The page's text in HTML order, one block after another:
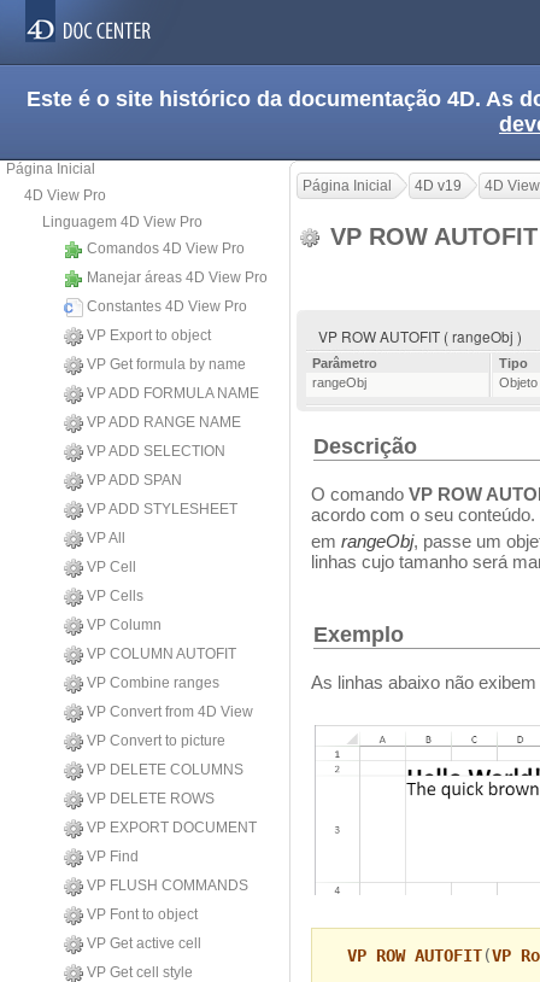
Este é o site histórico da documentação 4D. As
Página Inicial
4D View Pro
Linguagem 4D View Pro
Comandos 4D View Pro
Manejar áreas 4D View Pro
Constantes 4D View Pro
VP Export to object
VP Get formula by name
VP ADD FORMULA NAME
VP ADD RANGE NAME
VP ADD SELECTION
VP ADD SPAN
VP ADD STYLESHEET
VP All
VP Cell
VP Cells
VP Column
VP COLUMN AUTOFIT
VP Combine ranges
VP Convert from 4D View
VP Convert to picture
VP DELETE COLUMNS
VP DELETE ROWS
VP EXPORT DOCUMENT
VP Find
VP FLUSH COMMANDS
VP Font to object
VP Get active cell
VP Get cell style
Página Inicial 4D v19 4D
VP ROW
VP ROW AUTOFIT ( rangeObj )
Parâmetro
Tipo
rangeObj
Objeto
Descrição
O comando VP ROW
acordo com o seu conteúdo.
em rangeObj, passe um
linhas cujo tamanho será
Exemplo
As linhas abaixo não
VP ROW AUTOFIT(VP